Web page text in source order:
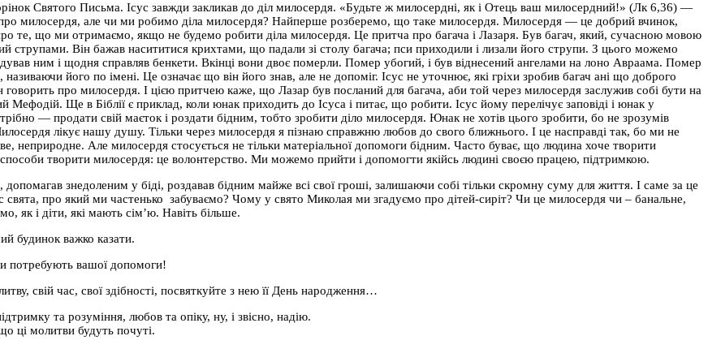
Святого Письма. Ісус завжди закликав до діл милосердя. «Будьте ж милосердні, як і Отець ваш милосердний!» (Лк 6,36) —
милосердя, але чи ми робимо діла милосердя? Найперше розберемо, що таке милосердя. Милосердя — це добрий вчинок,
те, що ми отримаємо, якщо не будемо робити діла милосердя. Це притча про багача і Лазаря. Був багач, який, сучасною мовою
струпами. Він бажав насититися крихтами, що падали зі столу багача; пси приходили і лизали його струпи. З цього можемо
ним і щодня справляв бенкети. Вкінці вони двоє померли. Помер убогий, і був віднесений ангелами на лоно Авраама. Помер
його по імені. Це означає що він його знав, але не допоміг. Ісус не уточнює, які гріхи зробив багач ані що доброго
про милосердя. І цією притчею каже, що Лазар був посланий для багача, аби той через милосердя заслужив собі бути на
Ще в Біблії є приклад, коли юнак приходить до Ісуса і питає, що робити. Ісус йому перелічує заповіді і юнак у
— продати свій маєток і роздати бідним, тобто зробити діло милосердя. Юнак не хотів цього зробити, бо не зрозумів
лікує нашу душу. Тільки через милосердя я пізнаю справжню любов до свого ближнього. І це насправді так, бо ми не
неприродне. Але милосердя стосується не тільки матеріальної допомоги бідним. Часто буває, що людина хоче творити
творити милосердя: це волонтерство. Ми можемо прийти і допомогти якійсь людині своєю працею, підтримкою.
знедоленим у біді, роздавав бідним майже всі свої гроші, залишаючи собі тільки скромну суму для життя. І саме за це
про який ми частенько забуваємо? Чому у свято Миколая ми згадуємо про дітей-сиріт? Чи це милосердя чи – банальне,
як і діти, які мають сім’ю. Навіть більше.
будинок важко казати.
потребують вашої допомоги!
свій час, свої здібності, посвяткуйте з нею її День народження…
та розуміння, любов та опіку, ну, і звісно, надію.
ці молитви будуть почуті.